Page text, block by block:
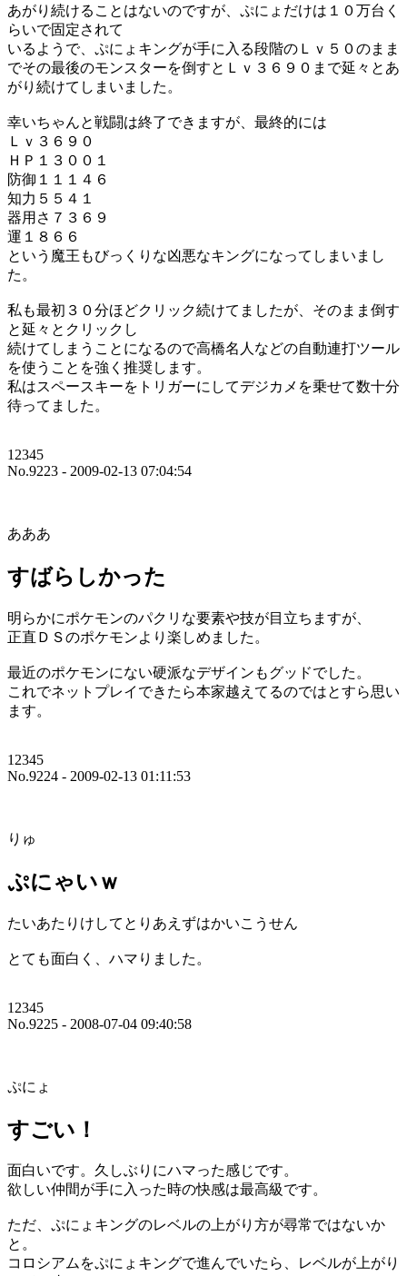
あがり続けることはないのですが、ぷにょだけは１０万台く
らいで固定されて
いるようで、ぷにょキングが手に入る段階のＬｖ５０のまま
でその最後のモンスターを倒すとＬｖ３６９０まで延々とあ
がり続けてしまいました。
幸いちゃんと戦闘は終了できますが、最終的には
Ｌｖ３６９０
ＨＰ１３００１
防御１１１４６
知力５５４１
器用さ７３６９
運１８６６
という魔王もびっくりな凶悪なキングになってしまいまし
た。
私も最初３０分ほどクリック続けてましたが、そのまま倒す
と延々とクリックし
続けてしまうことになるので高橋名人などの自動連打ツール
を使うことを強く推奨します。
私はスペースキーをトリガーにしてデジカメを乗せて数十分
待ってました。
12345
No.9223 - 2009-02-13 07:04:54
あああ
すばらしかった
明らかにポケモンのパクリな要素や技が目立ちますが、
正直ＤＳのポケモンより楽しめました。
最近のポケモンにない硬派なデザインもグッドでした。
これでネットプレイできたら本家越えてるのではとすら思い
ます。
12345
No.9224 - 2009-02-13 01:11:53
りゅ
ぷにゃいｗ
たいあたりけしてとりあえずはかいこうせん
とても面白く、ハマりました。
12345
No.9225 - 2008-07-04 09:40:58
ぷにょ
すごい！
面白いです。久しぶりにハマった感じです。
欲しい仲間が手に入った時の快感は最高級です。
ただ、ぷにょキングのレベルの上がり方が尋常ではないか
と。
コロシアムをぷにょキングで進んでいたら、レベルが上がり